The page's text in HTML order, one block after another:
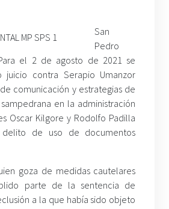
San
Pedro
el 2 de agosto de 2021 se
juicio contra Serapio Umanzor
comunicación y estrategias de
en la administración
Oscar Kilgore y Rodolfo Padilla
de uso de documentos
goza de medidas cautelares
parte de la sentencia de
a la que había sido objeto